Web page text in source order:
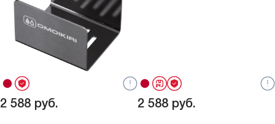
2 588 руб. 2 588 руб.